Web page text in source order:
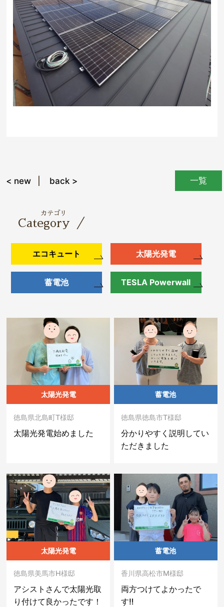
一覧
< new back >
カテゴリ
Category ／
エコキュート 太陽光発電
蓄電池 TESLA Powerwall
太陽光発電
徳島県北島町T様邸
太陽光発電始めました
蓄電池
徳島県徳島市T様邸
分かりやすく説明してい
ただきました
太陽光発電
徳島県美馬市H様邸
アシストさんで太陽光取
り付けて良かったです！
蓄電池
香川県高松市M様邸
両方つけてよかったで
す‼